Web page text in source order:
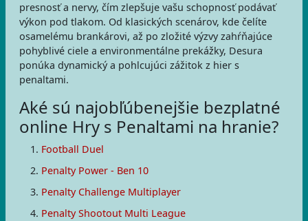
presnosť a nervy, čím zlepšuje vašu schopnosť podávať
výkon pod tlakom. Od klasických scenárov, kde čelíte
osamelému brankárovi, až po zložité výzvy zahŕňajúce
pohyblivé ciele a environmentálne prekážky, Desura
ponúka dynamický a pohlcujúci zážitok z hier s
penaltami.
Aké sú najobľúbenejšie bezplatné
online Hry s Penaltami na hranie?
Football Duel
Penalty Power - Ben 10
Penalty Challenge Multiplayer
Penalty Shootout Multi League